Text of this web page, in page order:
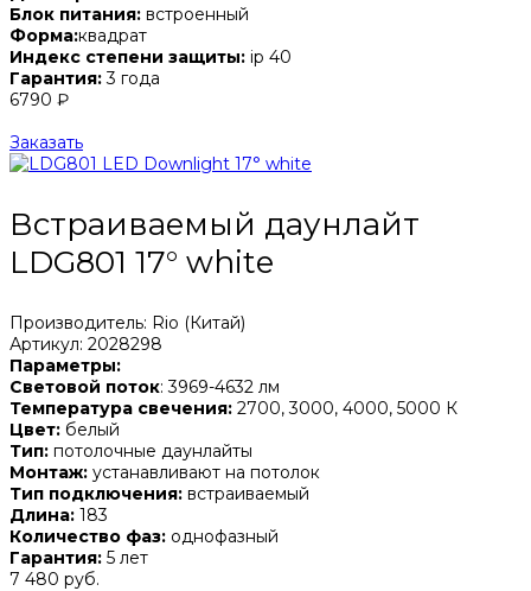
Блок питания: встроенный
Форма:квадрат
Индекс степени защиты: ip 40
Гарантия:3 года
6790 ₽
Заказать
Встраиваемый даунлайт
LDG801 17° white
Производитель: Rio (Китай)
Артикул: 2028298
Параметры:
Световой поток: 3969-4632 лм
Температура свечения: 2700, 3000, 4000, 5000 К
Цвет: белый
Тип: потолочные даунлайты
Монтаж: устанавливают на потолок
Тип подключения: встраиваемый
Длина: 183
Количество фаз: однофазный
Гарантия: 5 лет
7 480 руб.